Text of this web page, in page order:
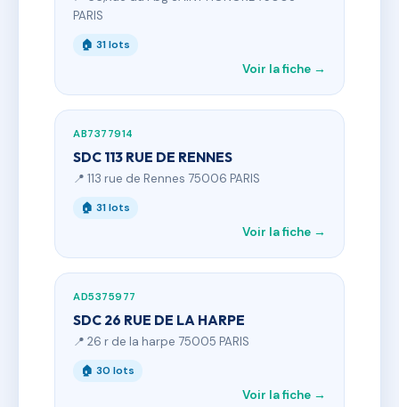
PARIS
🏠 31 lots
Voir la fiche →
AB7377914
SDC 113 RUE DE RENNES
📍 113 rue de Rennes 75006 PARIS
🏠 31 lots
Voir la fiche →
AD5375977
SDC 26 RUE DE LA HARPE
📍 26 r de la harpe 75005 PARIS
🏠 30 lots
Voir la fiche →